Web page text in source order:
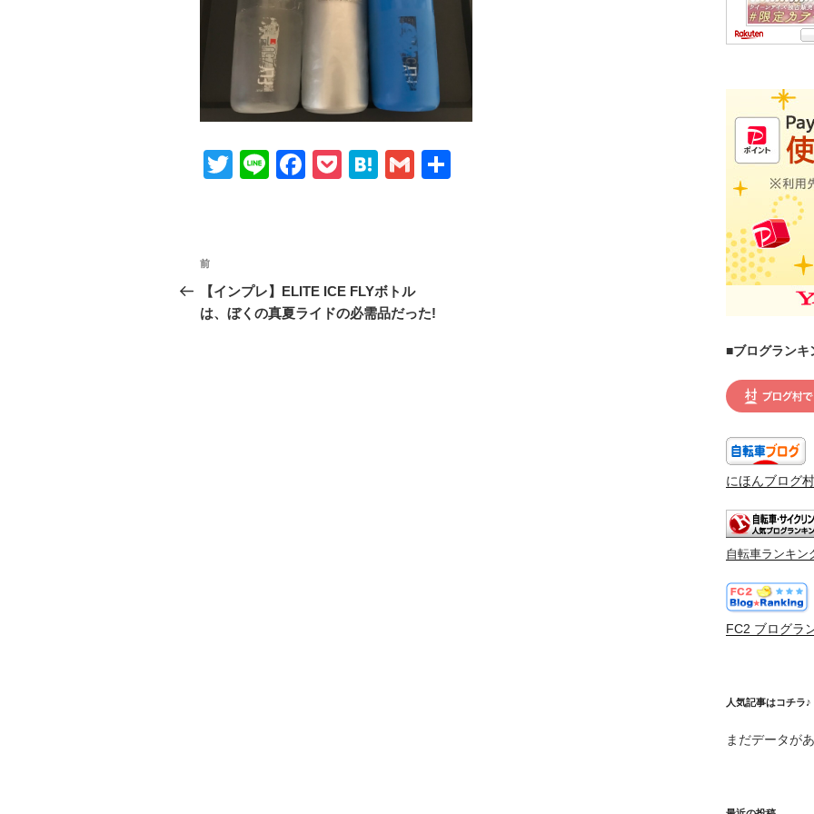
T
Li
F
b
o
P
H
a
G
投
稿
ナ
前
の
投
前
【インプレ】ELITE ICE FLYボトル
は、ぼくの真夏ライドの必需品だった!
■ブログランキ
にほんブログ村
自転車ランキン
FC2 ブログラ
人気記事はコチラ♪
まだデータが